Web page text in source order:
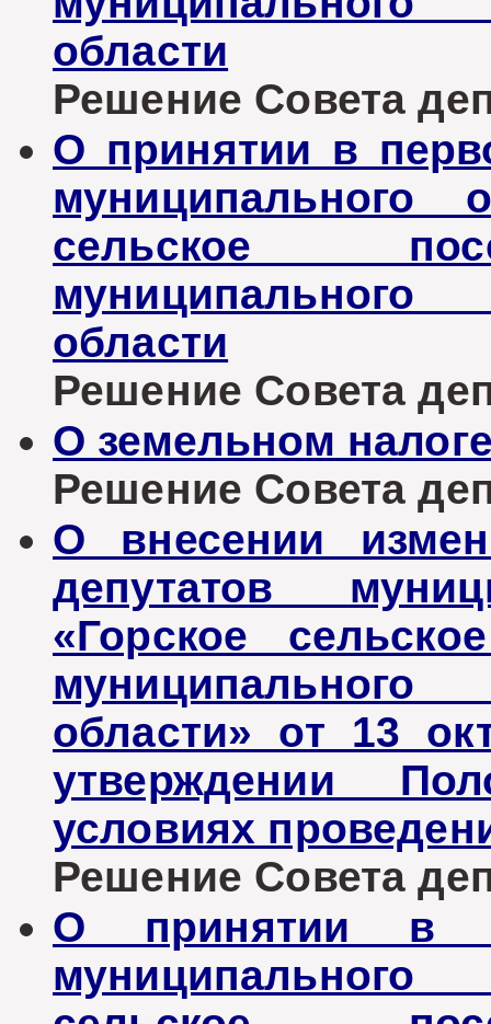
области
Решение Совета
О принятии в
муниципального
сельское
муниципального
области
Решение Совета
О земельном
Решение Совета
О внесении
депутатов
«Горское
муниципального
области» от 13
утверждении
условиях
Решение Совета
О принятии в
муниципального